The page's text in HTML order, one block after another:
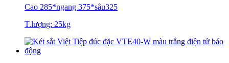
Cao 285*ngang 375*sâu325
T.lượng: 25kg